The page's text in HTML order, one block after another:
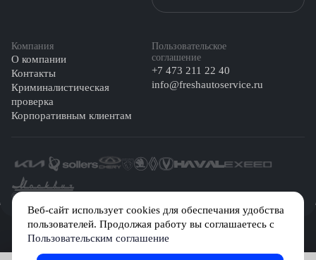
Веб-сайт использует cookies для обеспечания удобства
пользователей. Продолжая работу вы соглашаетесь с
Пользовательским соглашение
Компания
О компании
Контакты
Криминалистическая
проверка
Корпоративным клиентам
Пользовательское
соглашение
+7 473 211 22 40
info@freshautoservice.ru
©️ 2026 Fresh Auto
Сетевое издание «Первый автомобильный маркетплейс» зарегистрировано
Решением Федеральной службы по надзору в сфере связи, информационных
технологий и массовых коммуникаций (Роскомнадзор) № Эл № ФС77-84512 от